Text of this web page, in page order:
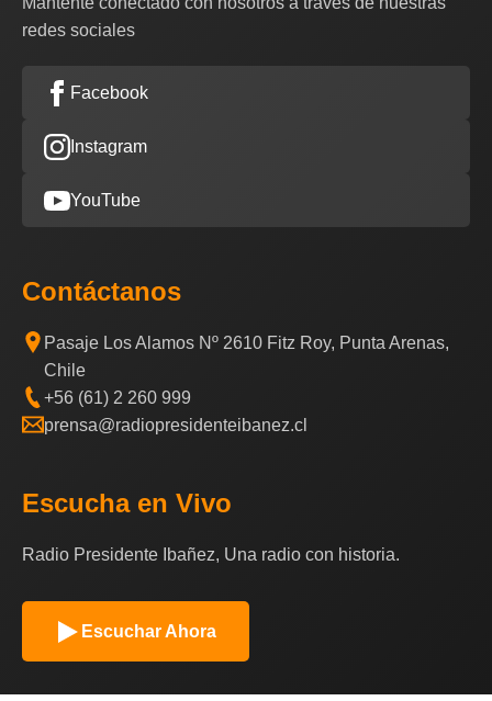
redes sociales
Facebook
Instagram
YouTube
Contáctanos
Pasaje Los Alamos Nº 2610 Fitz Roy, Punta Arenas,
Chile
+56 (61) 2 260 999
prensa@radiopresidenteibanez.cl
Escucha en Vivo
Radio Presidente Ibañez, Una radio con historia.
Escuchar Ahora